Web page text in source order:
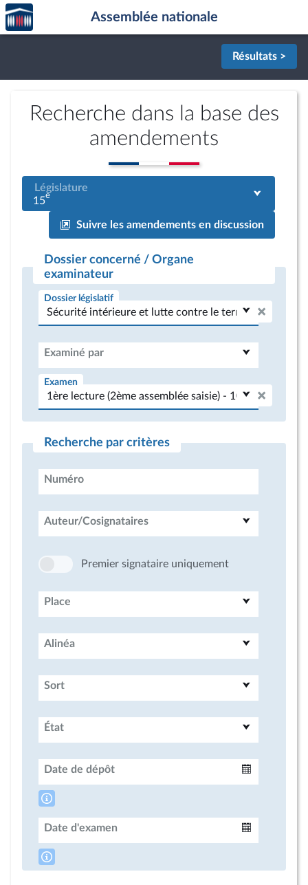
Aller au contenu
Aller en bas de la page
Accèder
à la
page
Assemblée nationale
Résultats >
Recherche dans la base des
amendements
Législature
15e
Suivre les amendements en discussion
Dossier concerné / Organe
examinateur
Dossier législatif
Examiné par
Examen
Recherche par critères
Numéro
Auteur/Cosignataires
Premier signataire uniquement
Place
Alinéa
Sort
État
Date de dépôt
Date d'examen